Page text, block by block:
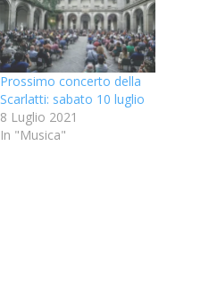
Prossimo concerto della
Scarlatti: sabato 10 luglio
8 Luglio 2021
In "Musica"